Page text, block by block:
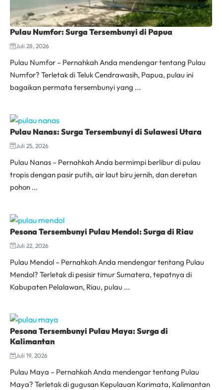
Pulau Numfor: Surga Tersembunyi di Papua
Juli 28, 2026
Pulau Numfor – Pernahkah Anda mendengar tentang Pulau
Numfor? Terletak di Teluk Cendrawasih, Papua, pulau ini
bagaikan permata tersembunyi yang ...
Pulau Nanas: Surga Tersembunyi di Sulawesi Utara
Juli 25, 2026
Pulau Nanas – Pernahkah Anda bermimpi berlibur di pulau
tropis dengan pasir putih, air laut biru jernih, dan deretan
pohon ...
Pesona Tersembunyi Pulau Mendol: Surga di Riau
Juli 22, 2026
Pulau Mendol – Pernahkah Anda mendengar tentang Pulau
Mendol? Terletak di pesisir timur Sumatera, tepatnya di
Kabupaten Pelalawan, Riau, pulau ...
Pesona Tersembunyi Pulau Maya: Surga di
Kalimantan
Juli 19, 2026
Pulau Maya – Pernahkah Anda mendengar tentang Pulau
Maya? Terletak di gugusan Kepulauan Karimata, Kalimantan